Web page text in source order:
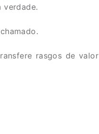
verdade.
rasgos de valor